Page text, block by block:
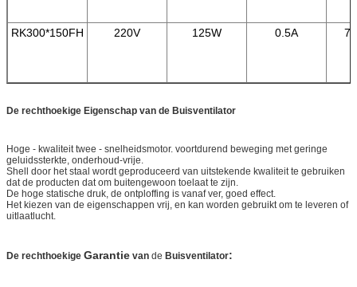
RK300*150FH 220V 125W 0.5A
De rechthoekige Eigenschap van de Buisventilator
Hoge - kwaliteit twee - snelheidsmotor. voortdurend beweging met geringe
geluidssterkte, onderhoud-vrije.
Shell door het staal wordt geproduceerd van uitstekende kwaliteit te gebruiken
dat de producten dat om buitengewoon toelaat te zijn.
De hoge statische druk, de ontploffing is vanaf ver, goed effect.
Het kiezen van de eigenschappen vrij, en kan worden gebruikt om te leveren of
uitlaatlucht.
De rechthoekige Garantie van de Buisventilator: